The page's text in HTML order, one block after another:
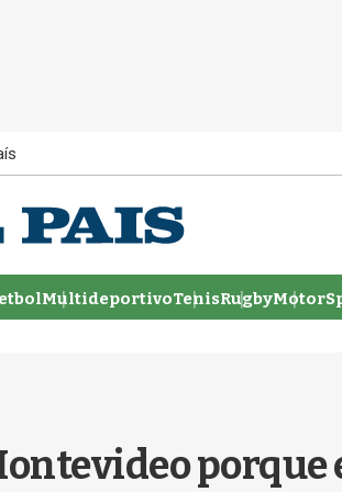
MultideportivoTenisRugby